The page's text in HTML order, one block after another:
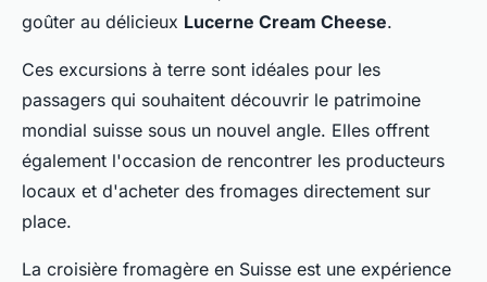
goûter au délicieux Lucerne Cream Cheese.
Ces excursions à terre sont idéales pour les
passagers qui souhaitent découvrir le patrimoine
mondial suisse sous un nouvel angle. Elles offrent
également l'occasion de rencontrer les producteurs
locaux et d'acheter des fromages directement sur
place.
La croisière fromagère en Suisse est une expérience